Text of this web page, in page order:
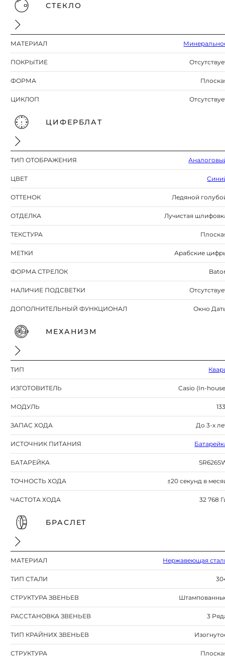
СТЕКЛО
МАТЕРИАЛ
ПОКРЫТИЕ
ФОРМА
ЦИКЛОП
ЦИФЕРБЛАТ
ТИП ОТОБРАЖЕНИЯ
ЦВЕТ
ОТТЕНОК Ледяной
ОТДЕЛКА Лучистая
ТЕКСТУРА
МЕТКИ Арабские
ФОРМА СТРЕЛОК
НАЛИЧИЕ ПОДСВЕТКИ
ДОПОЛНИТЕЛЬНЫЙ ФУНКЦИОНАЛ Окно
МЕХАНИЗМ
ТИП
ИЗГОТОВИТЕЛЬ Casio (In-
МОДУЛЬ
ЗАПАС ХОДА До 3-х
ИСТОЧНИК ПИТАНИЯ
БАТАРЕЙКА
ТОЧНОСТЬ ХОДА ±20 секунд в
ЧАСТОТА ХОДА 32 768
БРАСЛЕТ
МАТЕРИАЛ Нержавеющая
ТИП СТАЛИ
СТРУКТУРА ЗВЕНЬЕВ
РАССТАНОВКА ЗВЕНЬЕВ 3
ТИП КРАЙНИХ ЗВЕНЬЕВ
СТРУКТУРА